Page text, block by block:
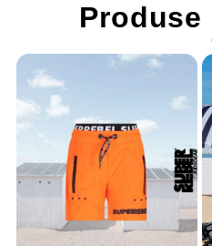
Produse